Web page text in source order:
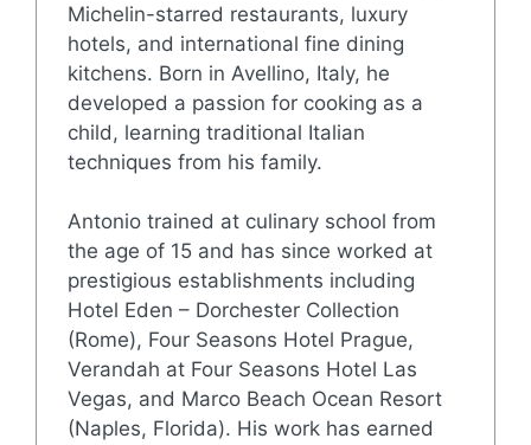
Michelin-starred restaurants, luxury
hotels, and international fine dining
kitchens. Born in Avellino, Italy, he
developed a passion for cooking as a
child, learning traditional Italian
techniques from his family.
Antonio trained at culinary school from
the age of 15 and has since worked at
prestigious establishments including
Hotel Eden – Dorchester Collection
(Rome), Four Seasons Hotel Prague,
Verandah at Four Seasons Hotel Las
Vegas, and Marco Beach Ocean Resort
(Naples, Florida). His work has earned